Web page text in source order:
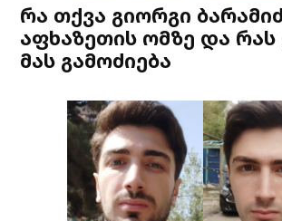
რა თქვა გიორგი
აფხაზეთის ომზე და რას
მას გამოძიება